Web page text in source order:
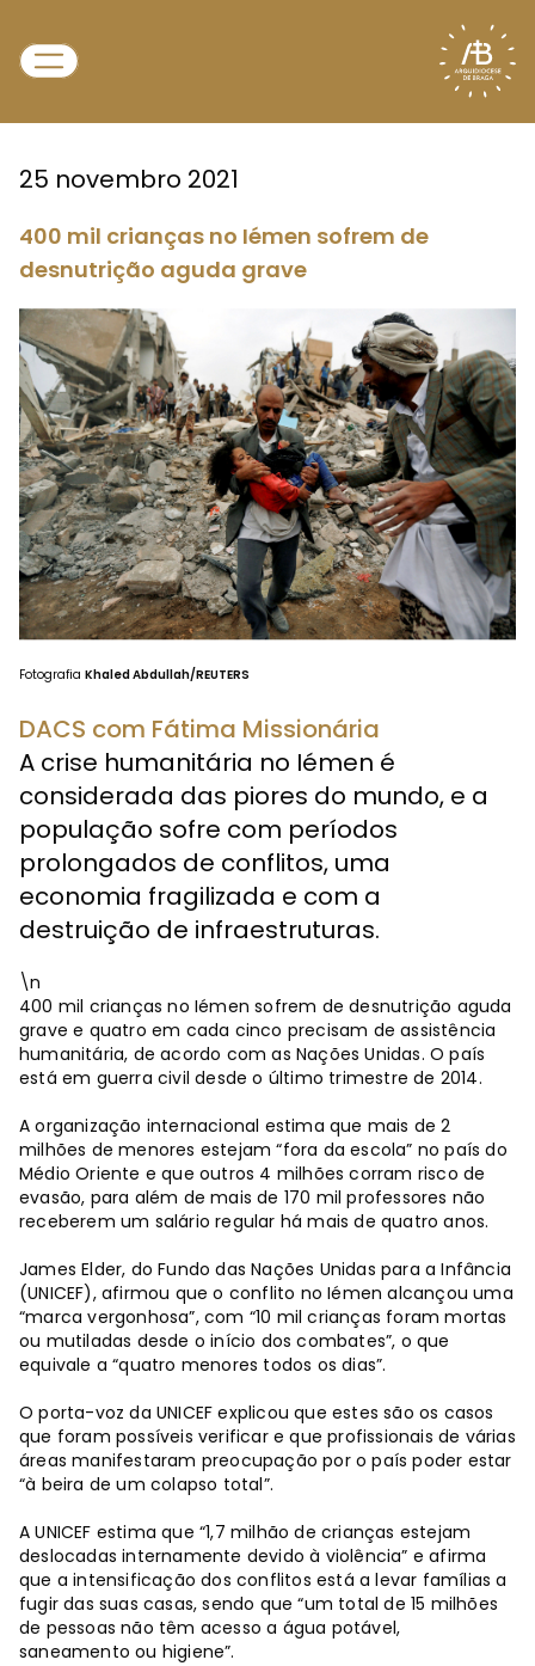
25 novembro 2021
400 mil crianças no Iémen sofrem de
desnutrição aguda grave
Fotografia Khaled Abdullah/REUTERS
DACS com Fátima Missionária
A crise humanitária no Iémen é
considerada das piores do mundo, e a
população sofre com períodos
prolongados de conflitos, uma
economia fragilizada e com a
destruição de infraestruturas.
\n
400 mil crianças no Iémen sofrem de desnutrição aguda
grave e quatro em cada cinco precisam de assistência
humanitária, de acordo com as Nações Unidas. O país
está em guerra civil desde o último trimestre de 2014.
A organização internacional estima que mais de 2
milhões de menores estejam “fora da escola” no país do
Médio Oriente e que outros 4 milhões corram risco de
evasão, para além de mais de 170 mil professores não
receberem um salário regular há mais de quatro anos.
James Elder, do Fundo das Nações Unidas para a Infância
(UNICEF), afirmou que o conflito no Iémen alcançou uma
“marca vergonhosa”, com “10 mil crianças foram mortas
ou mutiladas desde o início dos combates”, o que
equivale a “quatro menores todos os dias”.
O porta-voz da UNICEF explicou que estes são os casos
que foram possíveis verificar e que profissionais de várias
áreas manifestaram preocupação por o país poder estar
“à beira de um colapso total”.
A UNICEF estima que “1,7 milhão de crianças estejam
deslocadas internamente devido à violência” e afirma
que a intensificação dos conflitos está a levar famílias a
fugir das suas casas, sendo que “um total de 15 milhões
de pessoas não têm acesso a água potável,
saneamento ou higiene”.